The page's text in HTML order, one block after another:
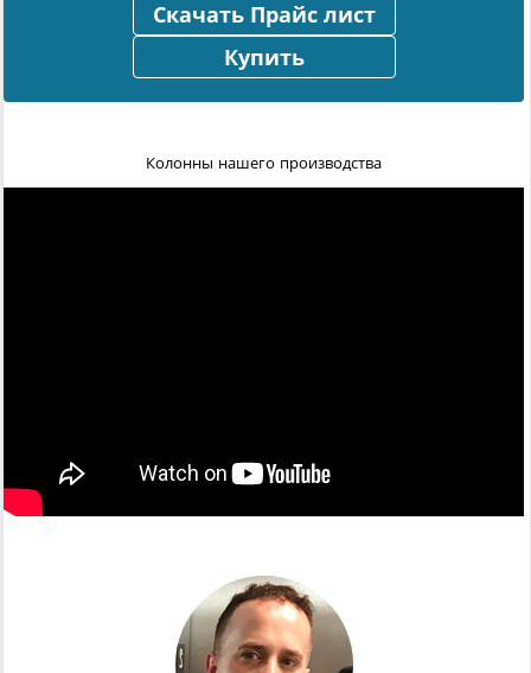
Скачать Прайс лист
Купить
Колонны нашего производства